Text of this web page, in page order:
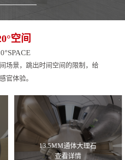
空间
场景，跳出时间空间的限制，给
官体验。
13.5MM通体大理石
查看详情